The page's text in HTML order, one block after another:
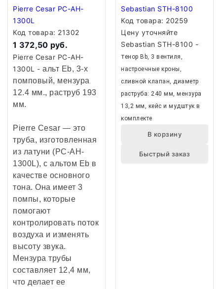
Pierre Cesar PC-AH-
1300L
Код товара: 21302
1 372,50 руб.
Pierre Cesar PC-AH-
1300L - альт Eb, 3-х
помповый, мензура
12.4 мм., раструб 193
мм.
Pierre Cesar — это
труба, изготовленная
из латуни (PC-AH-
1300L), с альтом Eb в
качестве основного
тона. Она имеет 3
помпы, которые
помогают
контролировать поток
воздуха и изменять
высоту звука.
Мензура трубы
составляет 12,4 мм,
что делает ее
Sebastian STH-8100
Код товара: 20259
Цену уточняйте
Sebastian STH-8100 -
тенор Bb, 3 вентиля,
настроечные кроны,
сливной клапан, диаметр
раструба: 240 мм, мензура
13,2 мм, кейс и мудштук в
комплекте
В корзину
Быстрый заказ